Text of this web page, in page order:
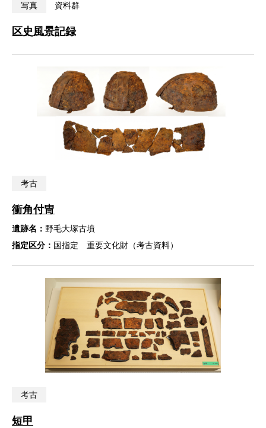
写真 資料群
区史風景記録
考古
衝角付冑
遺跡名： 野毛大塚古墳
指定区分： 国指定 重要文化財（考古資料）
考古
短甲